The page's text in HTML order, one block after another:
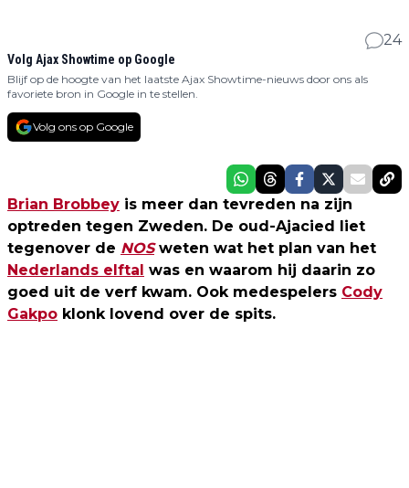
24
Volg Ajax Showtime op Google
Blijf op de hoogte van het laatste Ajax Showtime-nieuws door ons als
favoriete bron in Google in te stellen.
Volg ons op Google
Brian Brobbey is meer dan tevreden na zijn
optreden tegen Zweden. De oud-Ajacied liet
tegenover de NOSweten wat het plan van het
Nederlands elftal was en waarom hij daarin zo
goed uit de verf kwam. Ook medespelers Cody
Gakpo klonk lovend over de spits.